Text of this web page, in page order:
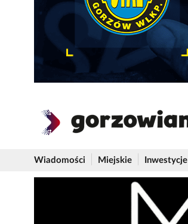
Wiadomości Miejskie Inwestycje